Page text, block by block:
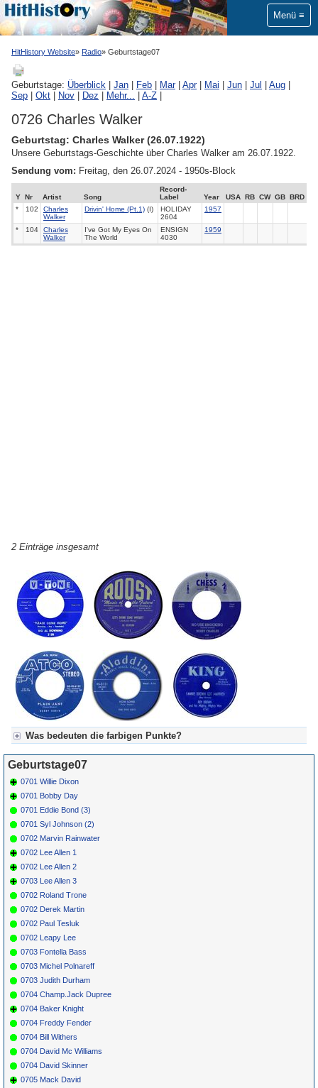
Menü
HitHistory Website Radio Geburtstage07
Geburtstage: Überblick Jan Feb Mar| Apr| Mai Jun Jul Aug
Sep
Okt Nov Dez Mehr... A-Z
0726 Charles Walker
Geburtstag: Charles Walker (26.07.1922)
Unsere Geburtstags-Geschichte über Charles Walker am 26.07.1922.
Sendung vom: Freitag, den 26.07.2024 - 1950s-Block
Y Nr Artist Song
Record-
Label
Year USA RB CW GB
BRD
*
102
Charles
Walker
Drivin' Home (Pt.1) (I)
HOLIDAY
2604
1957
* 104
Charles
Walker
I've Got My Eyes On
The World
ENSIGN
4030
1959
2 Einträge insgesamt
Was bedeuten die farbigen Punkte?
Für Axel's Tageskalender:
Grün = Kurzgeschichte
Grün! = fachlich bestimmt spannend, nicht verpassen!
Grün+ = Stundenbeitrag
Gelb = Kurzgeschichten oder Stundensendungen in Arbeit
Blau = Beschreibungstext (beschreibender Text)
Geburtstage07
0701 Willie Dixon
0701 Bobby Day
0701 Eddie Bond (3)
0701 Syl Johnson (2)
0702 Marvin Rainwater
0702 Lee Allen 1
0702 Lee Allen 2
0703 Lee Allen 3
0702 Roland Trone
0702 Derek Martin
0702 Paul Tesluk
0702 Leapy Lee
0703 Fontella Bass
0703 Michel Polnareff
0703 Judith Durham
0704 Champ.Jack Dupree
0704 Baker Knight
0704 Freddy Fender
0704 Bill Withers
0704 David Mc Williams
0704 David Skinner
0705 Mack David